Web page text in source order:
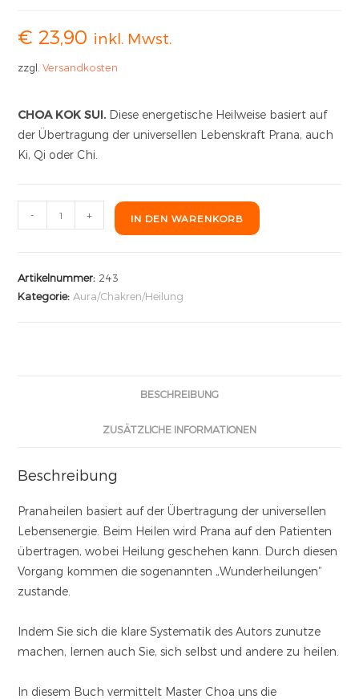
€ 23,90 inkl. Mwst.
zzgl.Versandkosten
CHOA KOK SUI. Diese energetische Heilweise basiert auf
der Übertragung der universellen Lebenskraft Prana, auch
Ki, Qi oder Chi.
- + IN DEN WARENKORB
Artikelnummer: 243
Kategorie: Aura/Chakren/Heilung
BESCHREIBUNG
ZUSÄTZLICHE INFORMATIONEN
Beschreibung
Pranaheilen basiert auf der Übertragung der universellen
Lebensenergie. Beim Heilen wird Prana auf den Patienten
übertragen, wobei Heilung geschehen kann. Durch diesen
Vorgang kommen die sogenannten „Wunderheilungen“
zustande.
Indem Sie sich die klare Systematik des Autors zunutze
machen, lernen auch Sie, sich selbst und andere zu heilen.
In diesem Buch vermittelt Master Choa uns die